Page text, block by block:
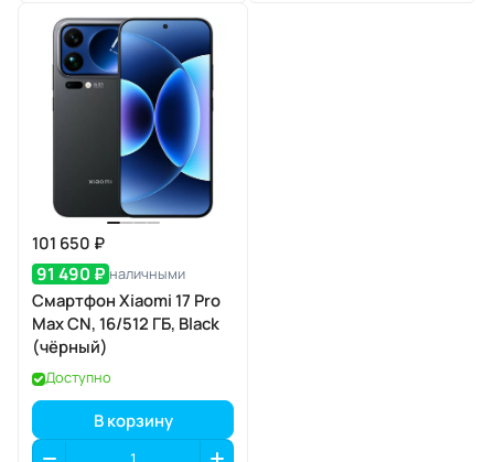
101 650 ₽
91 490 ₽ наличными
Смартфон Xiaomi 17 Pro
Max CN, 16/512 ГБ, Black
(чёрный)
Доступно
В корзину